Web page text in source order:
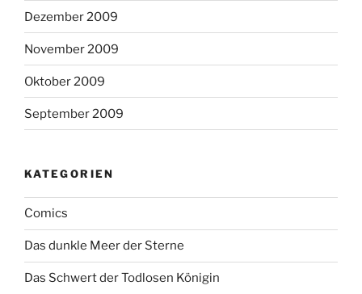
Dezember 2009
November 2009
Oktober 2009
September 2009
KATEGORIEN
Comics
Das dunkle Meer der Sterne
Das Schwert der Todlosen Königin